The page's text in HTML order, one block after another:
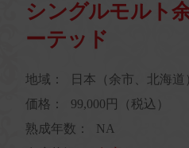
シングルモルト
ーテッド
地域：
日本（余市、北海道
価格：
99,000円（税込）
熟成年数：
NA